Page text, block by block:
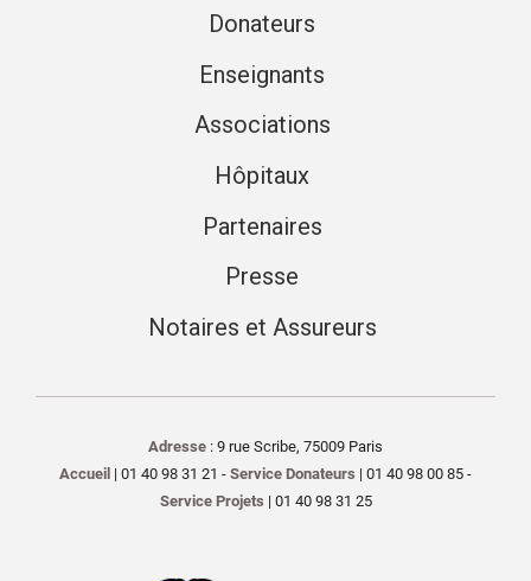
Donateurs
Enseignants
Associations
Hôpitaux
Partenaires
Presse
Notaires et Assureurs
Adresse : 9 rue Scribe, 75009 Paris
Accueil | 01 40 98 31 21 - Service Donateurs | 01 40 98 00 85 -
Service Projets | 01 40 98 31 25